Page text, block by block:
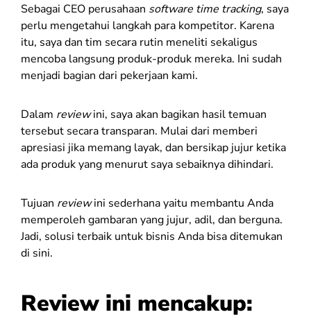
Sebagai CEO perusahaan software time tracking, saya
perlu mengetahui langkah para kompetitor. Karena
itu, saya dan tim secara rutin meneliti sekaligus
mencoba langsung produk-produk mereka. Ini sudah
menjadi bagian dari pekerjaan kami.
Dalam reviewini, saya akan bagikan hasil temuan
tersebut secara transparan. Mulai dari memberi
apresiasi jika memang layak, dan bersikap jujur ketika
ada produk yang menurut saya sebaiknya dihindari.
Tujuan reviewini sederhana yaitu membantu Anda
memperoleh gambaran yang jujur, adil, dan berguna.
Jadi, solusi terbaik untuk bisnis Anda bisa ditemukan
di sini.
Review ini mencakup: